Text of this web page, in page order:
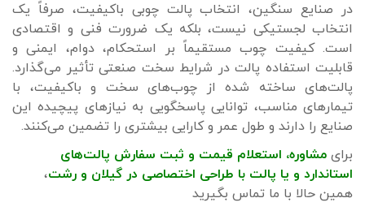
در صنایع سنگین، انتخاب پالت چوبی باکیفیت، صرفاً یک
انتخاب لجستیکی نیست، بلکه یک ضرورت فنی و اقتصادی
است. کیفیت چوب مستقیماً بر استحکام، دوام، ایمنی و
قابلیت استفاده پالت در شرایط سخت صنعتی تأثیر می‌گذارد.
پالت‌های ساخته شده از چوب‌های سخت و باکیفیت، با
تیمارهای مناسب، توانایی پاسخگویی به نیازهای پیچیده این
صنایع را دارند و طول عمر و کارایی بیشتری را تضمین می‌کنند.
برای مشاوره، استعلام قیمت و ثبت سفارش پالت‌های
استاندارد و یا پالت با طراحی اختصاصی در گیلان و رشت،
همین حالا با ما تماس بگیرید